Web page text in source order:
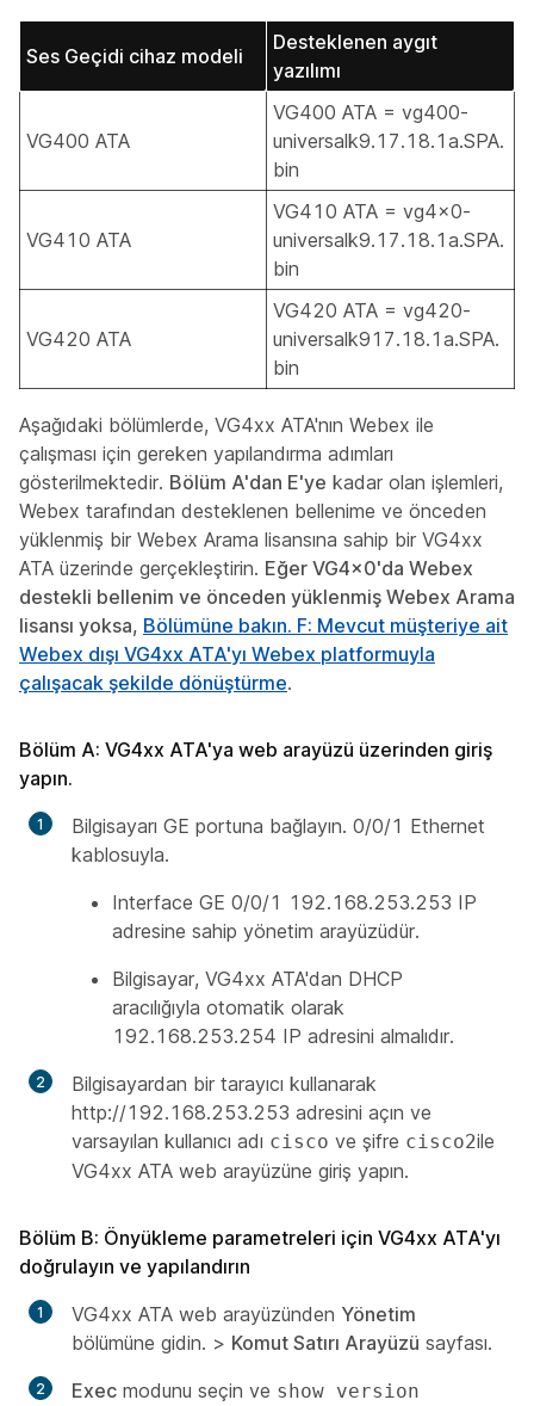
Ses Geçidi cihaz modeli
Desteklenen aygıt
yazılımı
VG400 ATA
VG400 ATA = vg400-
universalk9.17.18.1a.SPA.
bin
VG410 ATA
VG410 ATA = vg4x0-
universalk9.17.18.1a.SPA.
bin
VG420 ATA
VG420 ATA = vg420-
universalk917.18.1a.SPA.
bin
Aşağıdaki bölümlerde, VG4xx ATA'nın Webex ile
çalışması için gereken yapılandırma adımları
gösterilmektedir. Bölüm A'dan E'ye kadar olan işlemleri,
Webex tarafından desteklenen bellenime ve önceden
yüklenmiş bir Webex Arama lisansına sahip bir VG4xx
ATA üzerinde gerçekleştirin. Eğer VG4x0'da Webex
destekli bellenim ve önceden yüklenmiş Webex Arama
lisansı yoksa, Bölümüne bakın. F: Mevcut müşteriye ait
Webex dışı VG4xx ATA'yı Webex platformuyla
çalışacak şekilde dönüştürme.
Bölüm A: VG4xx ATA'ya web arayüzü üzerinden giriş
yapın.
Bilgisayarı GE portuna bağlayın. 0/0/1 Ethernet
kablosuyla.
Interface GE 0/0/1 192.168.253.253 IP
adresine sahip yönetim arayüzüdür.
Bilgisayar, VG4xx ATA'dan DHCP
aracılığıyla otomatik olarak
192.168.253.254 IP adresini almalıdır.
Bilgisayardan bir tarayıcı kullanarak
http://192.168.253.253 adresini açın ve
varsayılan kullanıcı adı cisco ve şifre cisco2ile
VG4xx ATA web arayüzüne giriş yapın.
Bölüm B: Önyükleme parametreleri için VG4xx ATA'yı
doğrulayın ve yapılandırın
VG4xx ATA web arayüzünden Yönetim
bölümüne gidin. > Komut Satırı Arayüzü sayfası.
Exec modunu seçin ve show version